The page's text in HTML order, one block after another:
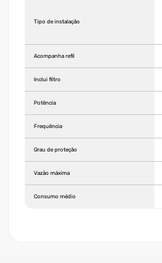
Tipo de instalação
Acompanha refil
Inclui filtro
Potência
Frequência
Grau de proteção
Vazão máxima
Consumo médio